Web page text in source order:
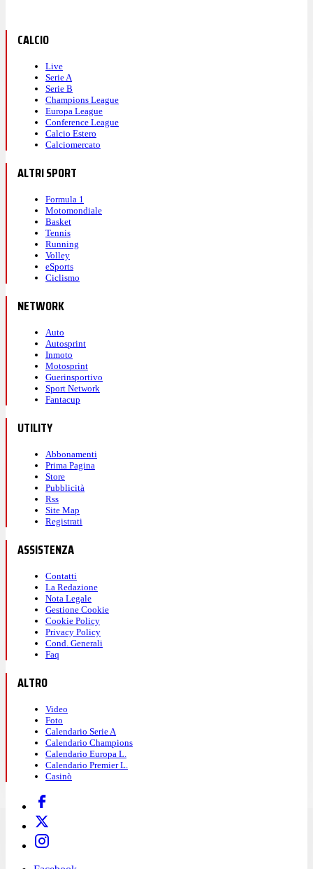
CALCIO
Live
Serie A
Serie B
Champions League
Europa League
Conference League
Calcio Estero
Calciomercato
ALTRI SPORT
Formula 1
Motomondiale
Basket
Tennis
Running
Volley
eSports
Ciclismo
NETWORK
Auto
Autosprint
Inmoto
Motosprint
Guerinsportivo
Sport Network
Fantacup
UTILITY
Abbonamenti
Prima Pagina
Store
Pubblicità
Rss
Site Map
Registrati
ASSISTENZA
Contatti
La Redazione
Nota Legale
Gestione Cookie
Cookie Policy
Privacy Policy
Cond. Generali
Faq
ALTRO
Video
Foto
Calendario Serie A
Calendario Champions
Calendario Europa L.
Calendario Premier L.
Casinò